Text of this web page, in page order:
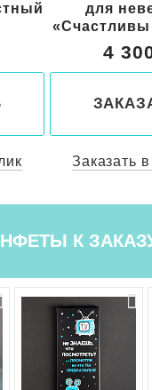
для
«Счастливы
4
Заказать
К